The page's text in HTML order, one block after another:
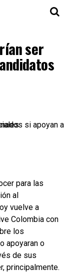
ser
para las
al
vuelve a
Colombia con
los
apoyaran o
de sus
principalmente.